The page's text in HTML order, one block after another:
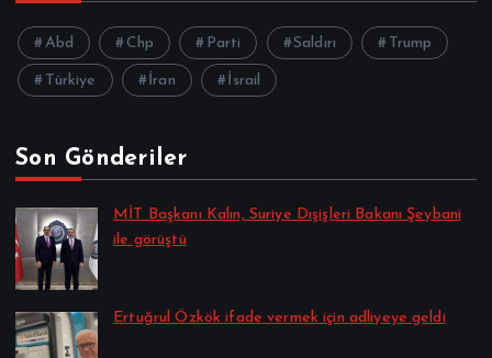
Abd Chp Parti Saldırı Trump
Türkiye İran İsrail
Son Gönderiler
MİT Başkanı Kalın, Suriye Dışişleri Bakanı Şeybani
ile görüştü
Ertuğrul Özkök ifade vermek için adliyeye geldi